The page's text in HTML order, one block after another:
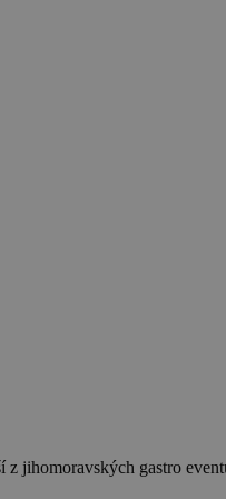
z jihomoravských gastro